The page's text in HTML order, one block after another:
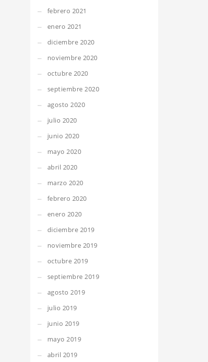
febrero 2021
enero 2021
diciembre 2020
noviembre 2020
octubre 2020
septiembre 2020
agosto 2020
julio 2020
junio 2020
mayo 2020
abril 2020
marzo 2020
febrero 2020
enero 2020
diciembre 2019
noviembre 2019
octubre 2019
septiembre 2019
agosto 2019
julio 2019
junio 2019
mayo 2019
abril 2019